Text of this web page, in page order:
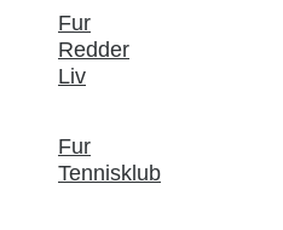
Fur
Redder
Liv
Fur
Tennisklub